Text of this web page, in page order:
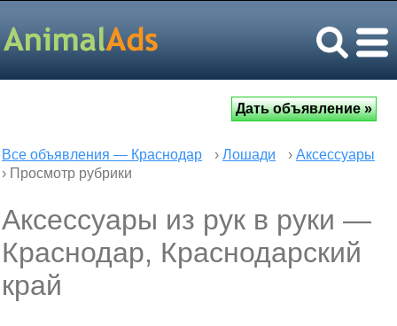
Все объявления — Краснодар › Лошади › Аксессуары
› Просмотр рубрики
Аксессуары из рук в руки —
Краснодар, Краснодарский
край